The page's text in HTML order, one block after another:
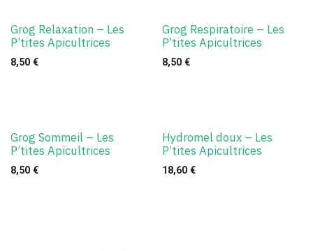
Grog Relaxation – Les
P’tites Apicultrices
8,50 €
Grog Respiratoire – Les
P’tites Apicultrices
8,50€
Grog Sommeil – Les
P’tites Apicultrices
8,50 €
Hydromel doux – Les
P’tites Apicultrices
18,60€